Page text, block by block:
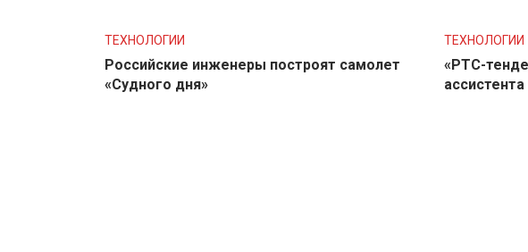
ТЕХНОЛОГИИ
Российские инженеры построят самолет
«Судного дня»
ТЕХНОЛОГИИ
«РТС-